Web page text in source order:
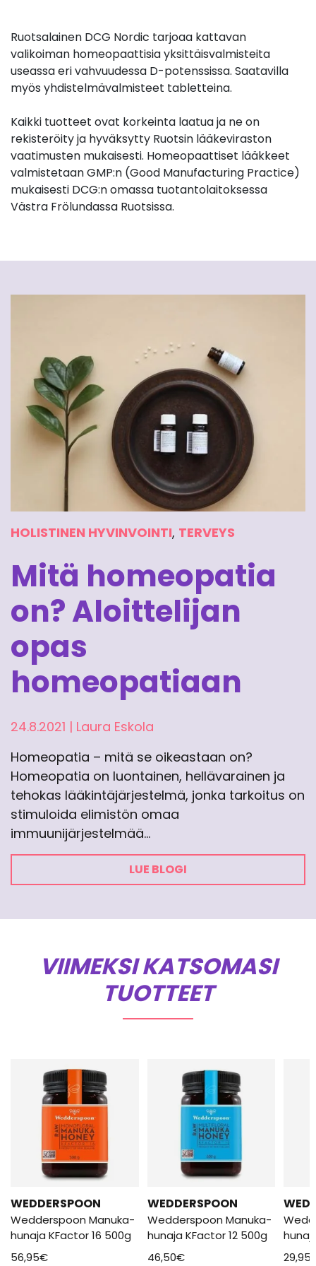
Ruotsalainen DCG Nordic tarjoaa kattavan
valikoiman homeopaattisia yksittäisvalmisteita
useassa eri vahvuudessa D-potenssissa. Saatavilla
myös yhdistelmävalmisteet tabletteina.
Kaikki tuotteet ovat korkeinta laatua ja ne on
rekisteröity ja hyväksytty Ruotsin lääkeviraston
vaatimusten mukaisesti. Homeopaattiset lääkkeet
valmistetaan GMP:n (Good Manufacturing Practice)
mukaisesti DCG:n omassa tuotantolaitoksessa
Västra Frölundassa Ruotsissa.
HOLISTINEN HYVINVOINTI, TERVEYS
Mitä homeopatia
on? Aloittelijan
opas
homeopatiaan
24.8.2021 | Laura Eskola
Homeopatia – mitä se oikeastaan on?
Homeopatia on luontainen, hellävarainen ja
tehokas lääkintäjärjestelmä, jonka tarkoitus on
stimuloida elimistön omaa
immuunijärjestelmää…
LUE BLOGI
VIIMEKSI KATSOMASI
TUOTTEET
WEDDERSPOON
Wedderspoon Manuka-
hunaja KFactor 16 500g
56,95€
WEDDERSPOON
Wedderspoon Manuka-
hunaja KFactor 12 500g
46,50€
29,95